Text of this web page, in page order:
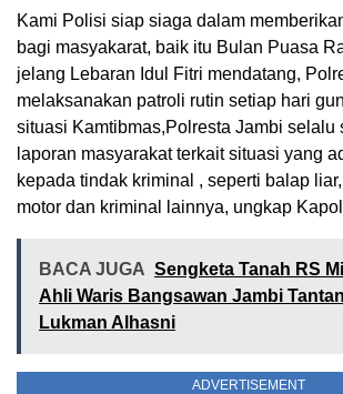
Kami Polisi siap siaga dalam
bagi masyakarat, baik itu Bulan Puasa
jelang Lebaran Idul Fitri mendatang,
melaksanakan patroli rutin setiap hari
situasi Kamtibmas,Polresta Jambi selalu
laporan masyarakat terkait situasi yang
kepada tindak kriminal , seperti balap
motor dan kriminal lainnya, ungkap
BACA JUGA Sengketa Tanah RS
Ahli Waris Bangsawan Jambi
Lukman Alhasni
ADVERTISEMENT